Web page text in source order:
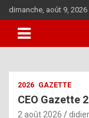
Skip
to
content
dimanche, août 9, 2026
2026 GAZETTE
CEO Gazette
2 août 2026